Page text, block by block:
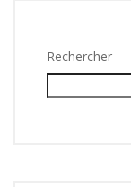
Rechercher